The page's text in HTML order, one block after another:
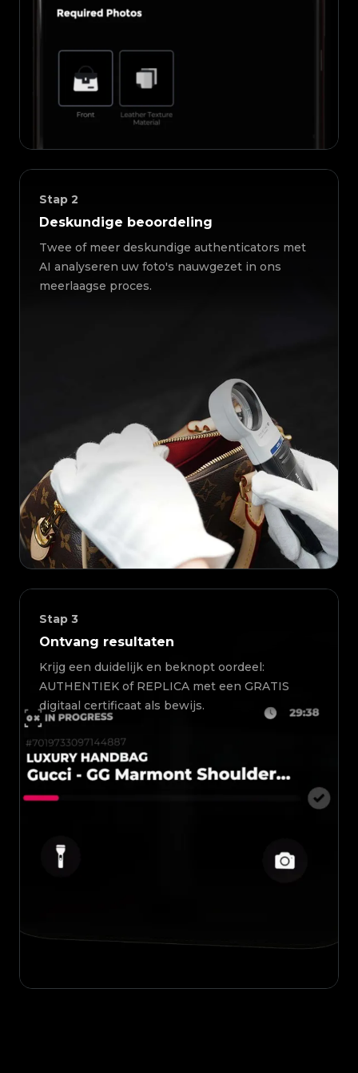
Stap 2
Deskundige beoordeling
Twee of meer deskundige authenticators met
AI analyseren uw foto's nauwgezet in ons
meerlaagse proces.
Stap 3
Ontvang resultaten
Krijg een duidelijk en beknopt oordeel:
AUTHENTIEK of REPLICA met een GRATIS
digitaal certificaat als bewijs.